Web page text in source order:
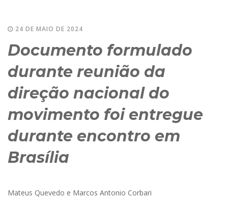
24 DE MAIO DE 2024
Documento formulado
durante reunião da
direção nacional do
movimento foi entregue
durante encontro em
Brasília
Mateus Quevedo e Marcos Antonio Corbari